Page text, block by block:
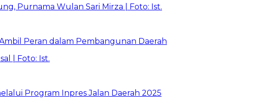
Peran dalam Pembangunan Daerah
Program Inpres Jalan Daerah 2025